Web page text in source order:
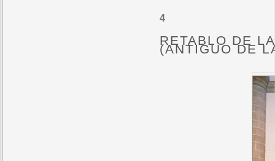
4
RETABLO DE
(ANTIGUO DE